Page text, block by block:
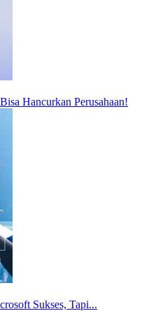
Hancurkan Perusahaan!
Sukses, Tapi...